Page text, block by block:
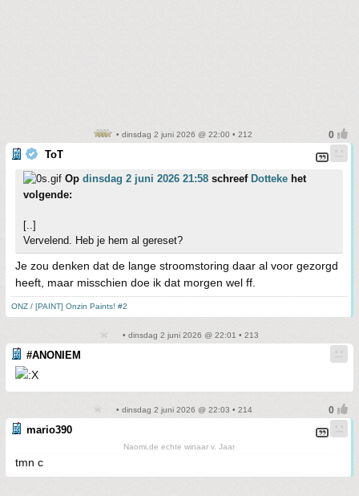
• dinsdag 2 juni 2026 @ 22:00 • 212
ToT
Op dinsdag 2 juni 2026 21:58 schreef Dotteke het
volgende:
[..]
Vervelend. Heb je hem al gereset?
Je zou denken dat de lange stroomstoring daar al voor gezorgd
heeft, maar misschien doe ik dat morgen wel ff.
ONZ / [PAINT] Onzin Paints! #2
• dinsdag 2 juni 2026 @ 22:01 • 213
#ANONIEM
• dinsdag 2 juni 2026 @ 22:03 • 214
mario390
Naomi,de echte winaar v. Jaar
tmn c